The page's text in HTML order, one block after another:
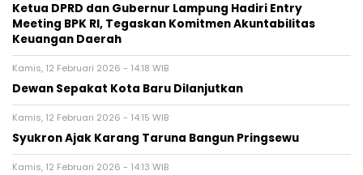
Ketua DPRD dan Gubernur Lampung Hadiri Entry
Meeting BPK RI, Tegaskan Komitmen Akuntabilitas
Keuangan Daerah
Kamis, 12 Februari 2026 - 14:18 WIB
Dewan Sepakat Kota Baru Dilanjutkan
Kamis, 12 Februari 2026 - 14:15 WIB
Syukron Ajak Karang Taruna Bangun Pringsewu
Kamis, 12 Februari 2026 - 14:13 WIB